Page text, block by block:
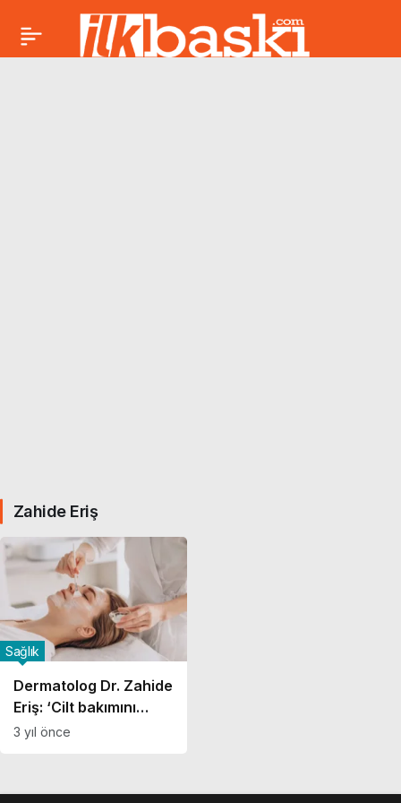
Zahide Eriş
Dermatolog Dr. Zahide
Eriş: ‘Cilt bakımını
uzman hekimlerin
Sağlık
3 yıl önce